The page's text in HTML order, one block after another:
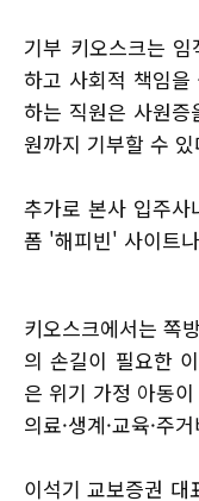
기부 키오스크는
하고 사회적 책임
하는 직원은 사원
원까지 기부할 수 있
추가로 본사 입주사
폼 '해피빈' 사이트
키오스크에서는 쪽
의 손길이 필요한
은 위기 가정 아동
의료·생계·교육·주
이석기 교보증권 대